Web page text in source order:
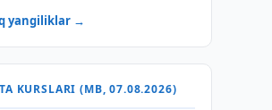
yangiliklar →
KURSLARI (MB, 07.08.2026)